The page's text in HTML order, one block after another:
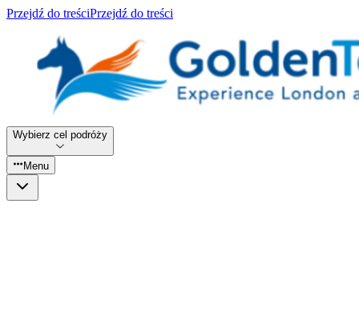
Przejdź do treściPrzejdź do treści
Wybierz cel podróży
Menu